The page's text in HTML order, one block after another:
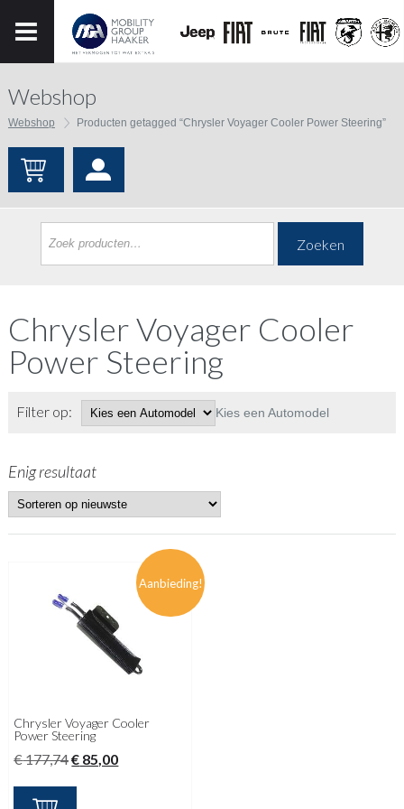
Webshop
Webshop Producten getagged “Chrysler Voyager Cooler Power Steering”
Zoeken
Chrysler Voyager Cooler
Power Steering
Filter op: Kies een Automodel
Enig resultaat
Aanbieding!
Chrysler Voyager Cooler
Power Steering
€177,74Oorspronkelijke
€ 85,00Huidige